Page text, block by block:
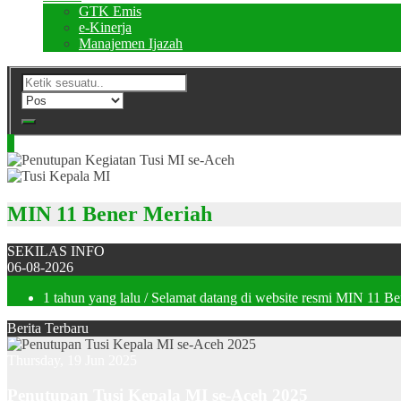
GTK Emis
e-Kinerja
Manajemen Ijazah
MIN 11 Bener Meriah
SEKILAS INFO
06-08-2026
1 tahun yang lalu / Selamat datang di website resmi MIN 11
Berita Terbaru